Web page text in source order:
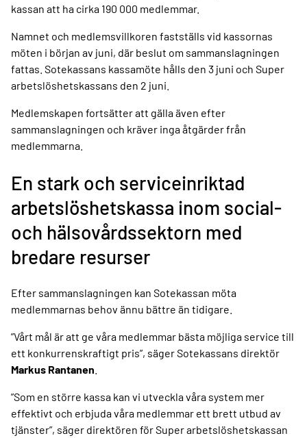
kassan att ha cirka 190 000 medlemmar.
Namnet och medlemsvillkoren fastställs vid kassornas
möten i början av juni, där beslut om sammanslagningen
fattas. Sotekassans kassamöte hålls den 3 juni och Super
arbetslöshetskassans den 2 juni.
Medlemskapen fortsätter att gälla även efter
sammanslagningen och kräver inga åtgärder från
medlemmarna.
En stark och serviceinriktad
arbetslöshetskassa inom social-
och hälsovårdssektorn med
bredare resurser
Efter sammanslagningen kan Sotekassan möta
medlemmarnas behov ännu bättre än tidigare.
”Vårt mål är att ge våra medlemmar bästa möjliga service till
ett konkurrenskraftigt pris”, säger Sotekassans direktör
Markus Rantanen
”Som en större kassa kan vi utveckla våra system mer
effektivt och erbjuda våra medlemmar ett brett utbud av
tjänster”, säger direktören för Super arbetslöshetskassan